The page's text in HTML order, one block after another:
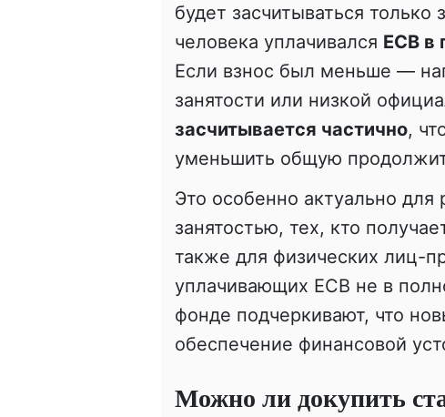
будет засчитываться только
человека уплачивался ЕСВ в
Если взнос был меньше —
занятости или низкой
засчитывается частично,
уменьшить общую
Это особенно актуально для
занятостью, тех, кто
также для физических лиц-
уплачивающих ЕСВ не в
фонде подчеркивают, что
обеспечение финансовой
Можно ли докупить